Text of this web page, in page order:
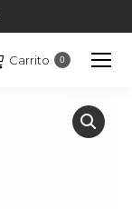
Carrito 0